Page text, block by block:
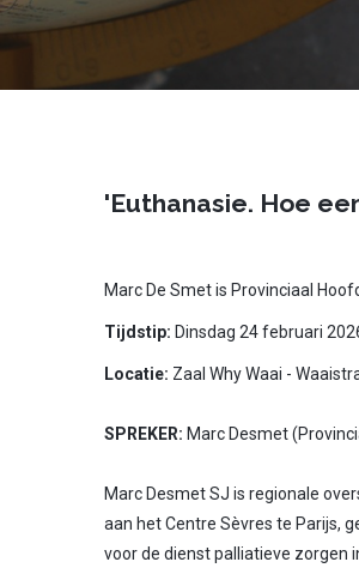
'Euthanasie. Hoe
Marc De Smet is Provinciaal
Tijdstip: Dinsdag 24 februari
Locatie: Zaal Why Waai -
SPREKER: Marc Desmet
Marc Desmet SJ is regionale
aan het Centre Sèvres te Parijs,
voor de dienst palliatieve zorgen